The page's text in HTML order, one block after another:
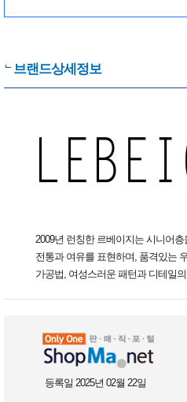
브랜드상세정보
2009년 런칭한 르베이지는 시니어
전통과 여유를 표현하며, 품격있는
가공법, 여성스러운 패턴과 디테일
등록일 2025년 02월 22일